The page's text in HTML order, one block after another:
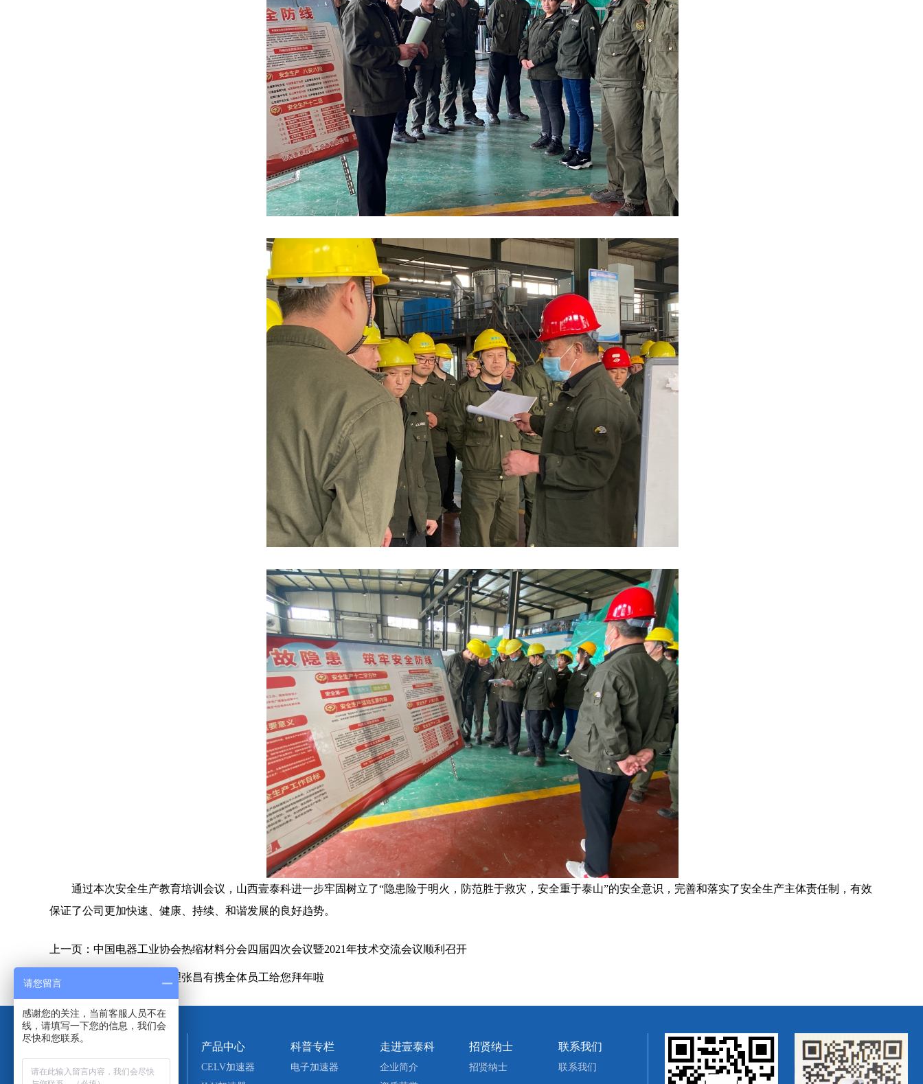
通过本次安全生产教育培训会议，山西壹泰科进一步牢固树立了“隐患险于明火，防范胜于救灾，安全重于泰山”的安全意识，完善和落实了安全生产主体责任制，有效
保证了公司更加快速、健康、持续、和谐发展的良好趋势。
上一页： 中国电器工业协会热缩材料分会四届四次会议暨2021年技术交流会议顺利召开
下一页： 山西壹泰科总经理张昌有携全体员工给您拜年啦
咨询电话
产品中心
CELV加速器
科普专栏
电子加速器
走进壹泰科
企业简介
招贤纳士
招贤纳士
联系我们
联系我们
请您留言
感谢您的关注，当前客服人员不在
线，请填写一下您的信息，我们会
尽快和您联系。